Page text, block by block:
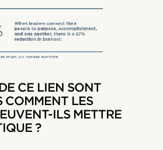
CE LIEN SONT
COMMENT LES
ILS METTRE
?